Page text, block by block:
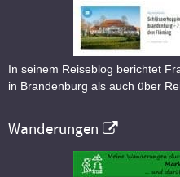
In seinem Reiseblog berichtet
in Brandenburg als auch über
Wanderungen